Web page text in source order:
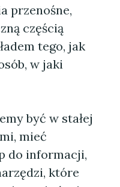
przenośne,
częścią
tego, jak
w jaki
być w stałej
mieć
do informacji,
które